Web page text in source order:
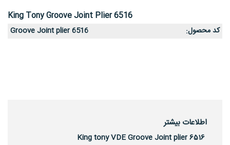
King Tony Groove Joint Plier 6516
کد محصول:
Groove Joint plier 6516
اطلاعات بیشتر